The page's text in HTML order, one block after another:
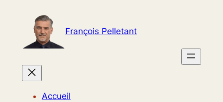
contenu
François Pelletant
Accueil